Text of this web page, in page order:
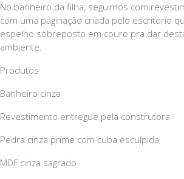
No banheiro da filha, seguimos com
com uma paginação criada pelo escritório
espelho sobreposto em couro pra dar
ambiente.
Produtos
Banheiro cinza
Revestimento entregue pela construtora
Pedra cinza prime com cuba esculpida
MDF cinza sagrado